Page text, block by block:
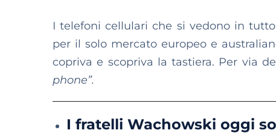
I telefoni cellulari che si vedono in
per il solo mercato europeo e
copriva e scopriva la tastiera. Per via
phone”.
I fratelli Wachowski oggi